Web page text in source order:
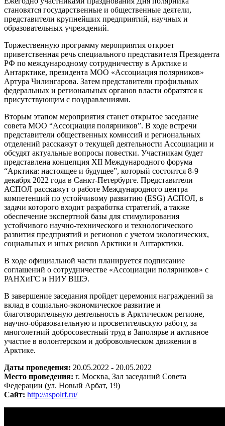
становятся государственные и общественные деятели,
представители крупнейших предприятий, научных и
образовательных учреждений.
Торжественную программу мероприятия откроет
приветственная речь специального представителя Президента
РФ по международному сотрудничеству в Арктике и
Антарктике, президента МОО «Ассоциация полярников»
Артура Чилингарова. Затем представители профильных
федеральных и региональных органов власти обратятся к
присутствующим с поздравлениями.
Вторым этапом мероприятия станет открытое заседание
совета МОО “Ассоциация полярников”. В ходе встречи
представители общественных комиссий и региональных
отделений расскажут о текущей деятельности Ассоциации и
обсудят актуальные вопросы повестки. Участникам будет
представлена концепция XII Международного форума
“Арктика: настоящее и будущее”, который состоится 8-9
декабря 2022 года в Санкт-Петербурге. Представители
АСПОЛ расскажут о работе Международного центра
компетенций по устойчивому развитию (ESG) АСПОЛ, в
задачи которого входит разработка стратегий, а также
обеспечение экспертной базы для стимулирования
устойчивого научно-технического и технологического
развития предприятий и регионов с учетом экологических,
социальных и иных рисков Арктики и Антарктики.
В ходе официальной части планируется подписание
соглашений о сотрудничестве «Ассоциации полярников» с
РАНХиГС и НИУ ВШЭ.
В завершение заседания пройдет церемония награждений за
вклад в социально-экономическое развитие и
благотворительную деятельность в Арктическом регионе,
научно-образовательную и просветительскую работу, за
многолетний добросовестный труд в Заполярье и активное
участие в волонтерском и добровольческом движении в
Арктике.
Даты проведения: 20.05.2022 - 20.05.2022
Место проведения: г. Москва, Зал заседаний Совета
Федерации (ул. Новый Арбат, 19)
Сайт: http://aspolrf.ru/